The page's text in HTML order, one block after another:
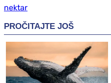
nektar